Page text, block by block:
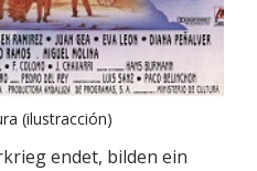
(ilustracción)
endet, bilden ein